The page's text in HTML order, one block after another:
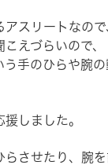
アスリートなの
こえづらいので、
う手のひらや腕
しました。
らさせたり、腕